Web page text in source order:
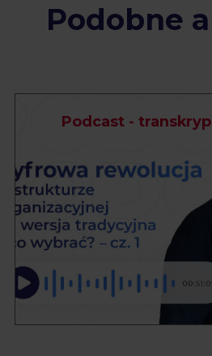
Podobne
Podcast -